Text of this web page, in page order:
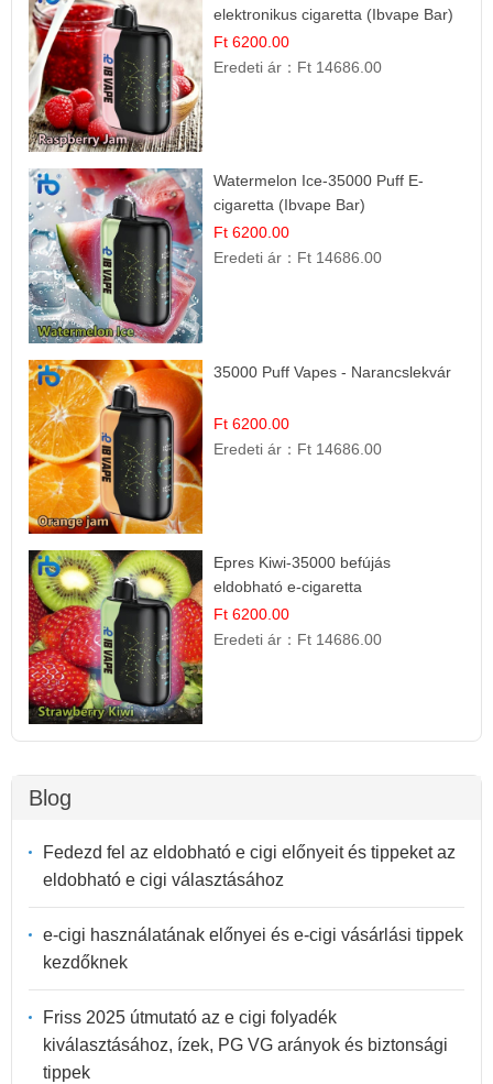
elektronikus cigaretta (Ibvape Bar)
Ft 6200.00
Eredeti ár： Ft 14686.00
Watermelon Ice-35000 Puff E-
cigaretta (Ibvape Bar)
Ft 6200.00
Eredeti ár： Ft 14686.00
35000 Puff Vapes - Narancslekvár
Ft 6200.00
Eredeti ár： Ft 14686.00
Epres Kiwi-35000 befújás
eldobható e-cigaretta
Ft 6200.00
Eredeti ár： Ft 14686.00
Blog
Fedezd fel az eldobható e cigi előnyeit és tippeket az
eldobható e cigi választásához
e-cigi használatának előnyei és e-cigi vásárlási tippek
kezdőknek
Friss 2025 útmutató az e cigi folyadék
kiválasztásához, ízek, PG VG arányok és biztonsági
tippek